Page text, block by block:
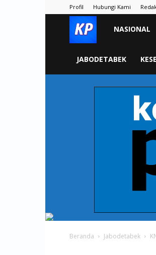
Profil Hubungi Kami
KORAN
PELITA
NASIONAL
JABODETABEK
Beranda Jabodetabek